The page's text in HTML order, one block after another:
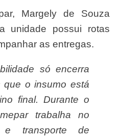
unidade possui rotas
as entregas.
que o insumo está
final. Durante o
trabalha no
e transporte de